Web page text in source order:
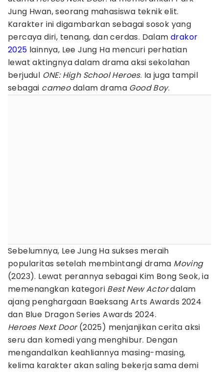
Jung Hwan, seorang mahasiswa teknik elit.
Karakter ini digambarkan sebagai sosok yang
percaya diri, tenang, dan cerdas. Dalam drakor
2025 lainnya, Lee Jung Ha mencuri perhatian
lewat aktingnya dalam drama aksi sekolahan
berjudul ONE: High School Heroes. Ia juga tampil
sebagai cameodalam drama Good Boy.
Sebelumnya, Lee Jung Ha sukses meraih
popularitas setelah membintangi drama Moving
(2023). Lewat perannya sebagai Kim Bong Seok, ia
memenangkan kategori Best New Actordalam
ajang penghargaan Baeksang Arts Awards 2024
dan Blue Dragon Series Awards 2024.
Heroes Next Door(2025) menjanjikan cerita aksi
seru dan komedi yang menghibur. Dengan
mengandalkan keahliannya masing-masing,
kelima karakter akan saling bekerja sama demi